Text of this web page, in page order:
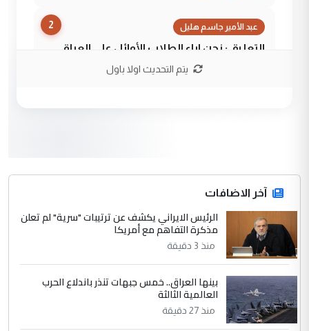
2 عبد الأمير جاسم هليل
التعليق : نحن اباء الطلاب الأوائل على العراق
نتشرف بلقاء السيد احمد الصافي في العتبات
التعليق : قرار مستعجل جدا ولامصلحة فيه
للوزاره ولا للمواطن القرار الصائب يكون بعد
الاستماع للمدير ومغرفة ...
الموضوع :
وزير الصحة يعفي مدير مستشفى الكرخ
العام في بغداد
4 سردار
التعليق : واحد من عصابة علي ماما يسقط
جنسية الرافد الثالث للعراق ومن اصول عريقة
يتم التحديث اولا باول
آخر الاضافات
الرئيس الايراني يكشف عن ترتيبات "سرية" لم تعلن
مذكرة التفاهم مع أمريكا
منذ 3 دقيقة
بينها العراق.. خمس جبهات تنذر باندلاع الحرب
العالمية الثالثة
منذ 27 دقيقة